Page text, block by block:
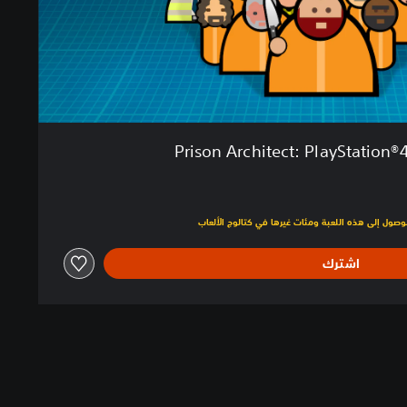
Prison Architect:
$22.49‏
اشترك